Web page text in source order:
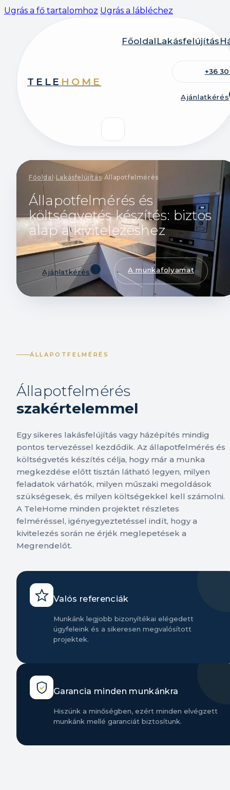
Ugrás a fő tartalomhoz Ugrás a lábléchez
TELE HOME
Főoldal Lakásfelújítás
+36
Ajánlatkérés
Főoldal › Lakásfelújítás›Állapotfelmérés
Állapotfelmérés és
költségvetés készítés: biztos
alap a kivitelezéshez
Ajánlatkérés A munkafolyamat
ÁLLAPOTFELMÉRÉS
Állapotfelmérés
szakértelemmel
Egy sikeres lakásfelújítás vagy házépítés mindig
pontos tervezéssel kezdődik. Az állapotfelmérés és
költségvetés készítés célja, hogy már a munka
megkezdése előtt tisztán látható legyen, milyen
feladatok várhatók, milyen műszaki megoldások
szükségesek, és milyen költségekkel kell számolni.
A TeleHome minden projektet részletes
felméréssel, igényegyeztetéssel indít, hogy a
kivitelezés során ne érjék meglepetések a
Megrendelőt.
Valós referenciák
Munkánk legjobb bizonyítékai elégedett
ügyfeleink és a sikeresen megvalósított
projektek.
Garancia minden munkánkra
Hiszünk a minőségben, ezért minden elvégzett
munkánk mellé garanciát biztosítunk.